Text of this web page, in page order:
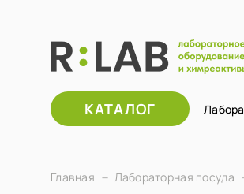
КАТАЛОГ
Главная Лабораторная посуда